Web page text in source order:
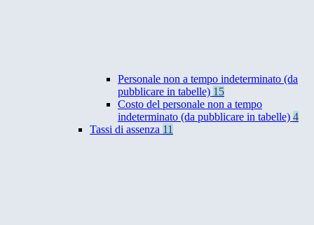
Personale non a tempo indeterminato (da
pubblicare in tabelle) 15
Costo del personale non a tempo
indeterminato (da pubblicare in tabelle) 4
Tassi di assenza 11